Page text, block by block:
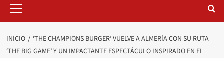
primario
INICIO
‘THE CHAMPIONS BURGER’ VUELVE A ALMERÍA CON SU RUTA
‘THE BIG GAME’ Y UN IMPACTANTE ESPECTÁCULO INSPIRADO EN EL